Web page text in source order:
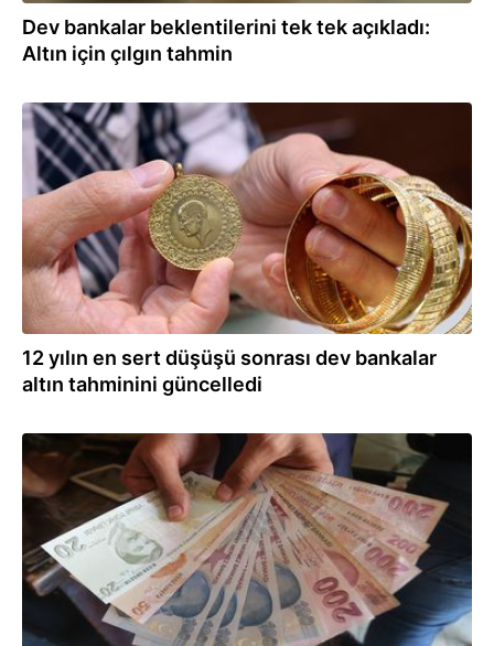
Dev bankalar beklentilerini tek tek açıkladı:
Altın için çılgın tahmin
25.10.2025
12 yılın en sert düşüşü sonrası dev bankalar
altın tahminini güncelledi
20.10.2025